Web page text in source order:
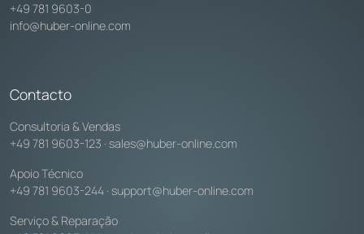
+49 781 9603-0
info@huber-online.com
Contacto
Consultoria & Vendas
+49 781 9603-123 · sales@huber-online.com
Apoio Técnico
+49 781 9603-244 · support@huber-online.com
Serviço & Reparação